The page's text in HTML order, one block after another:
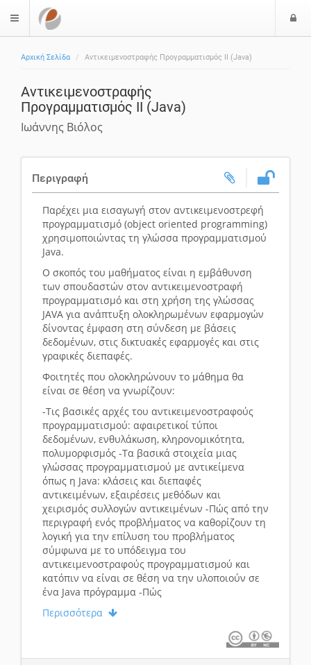
$langMenu
Αρχική Σελίδα Αντικειμενοστραφής Προγραμματισμός ΙΙ (Java)
Αντικειμενοστραφής
Προγραμματισμός ΙΙ (Java)
Ιωάννης Βιόλος
Περιγραφή
Παρέχει μια εισαγωγή στον αντικειμενοστρεφή
προγραμματισμό (object oriented programming)
χρησιμοποιώντας τη γλώσσα προγραμματισμού
Java.
Ο σκοπός του μαθήματος είναι η εμβάθυνση
των σπουδαστών στον αντικειμενοστραφή
προγραμματισμό και στη χρήση της γλώσσας
JAVA για ανάπτυξη ολοκληρωμένων εφαρμογών
δίνοντας έμφαση στη σύνδεση με βάσεις
δεδομένων, στις δικτυακές εφαρμογές και στις
γραφικές διεπαφές.
Φοιτητές που ολοκληρώνουν το μάθημα θα
είναι σε θέση να γνωρίζουν:
-Τις βασικές αρχές του αντικειμενοστραφούς
προγραμματισμού: αφαιρετικοί τύποι
δεδομένων, ενθυλάκωση, κληρονομικότητα,
πολυμορφισμός -Τα βασικά στοιχεία μιας
γλώσσας προγραμματισμού με αντικείμενα
όπως η Java: κλάσεις και διεπαφές
αντικειμένων, εξαιρέσεις μεθόδων και
χειρισμός συλλογών αντικειμένων -Πώς από την
περιγραφή ενός προβλήματος να καθορίζουν τη
λογική για την επίλυση του προβλήματος
σύμφωνα με το υπόδειγμα του
αντικειμενοστραφούς προγραμματισμού και
κατόπιν να είναι σε θέση να την υλοποιούν σε
ένα Java πρόγραμμα -Πώς
Περισσότερα